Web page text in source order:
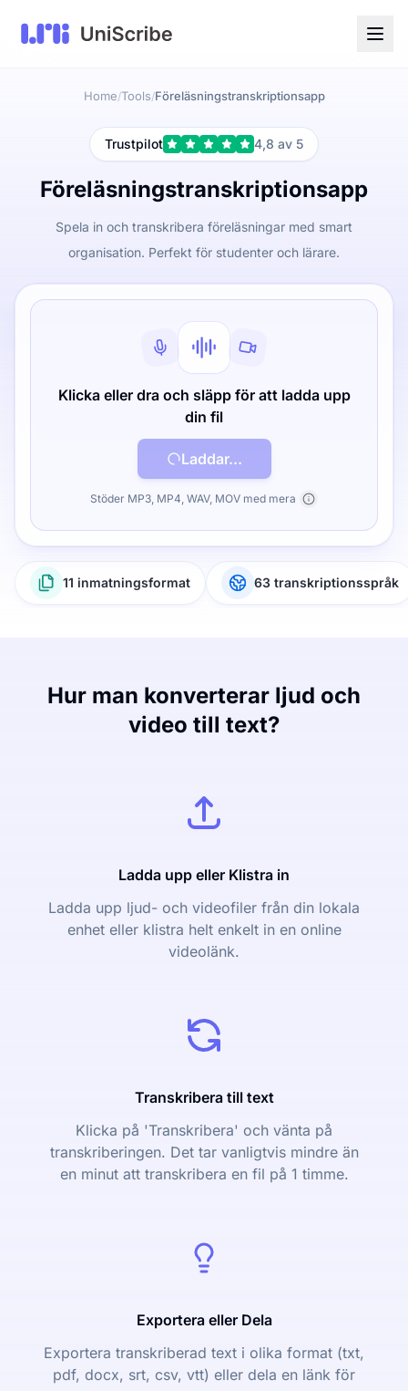
Home/Tools/Föreläsningstranskriptionsapp
Trustpilot 4,8 av 5
Föreläsningstranskriptionsapp
Spela in och transkribera föreläsningar med smart
organisation. Perfekt för studenter och lärare.
Klicka eller dra och släpp för att ladda upp
din fil
Laddar...
Stöder MP3, MP4, WAV, MOV med mera
11 inmatningsformat 63 transkriptionsspråk
Hur man konverterar ljud och
video till text?
Ladda upp eller Klistra in
Ladda upp ljud- och videofiler från din lokala
enhet eller klistra helt enkelt in en online
videolänk.
Transkribera till text
Klicka på 'Transkribera' och vänta på
transkriberingen. Det tar vanligtvis mindre än
en minut att transkribera en fil på 1 timme.
Exportera eller Dela
Exportera transkriberad text i olika format (txt,
pdf, docx, srt, csv, vtt) eller dela en länk för